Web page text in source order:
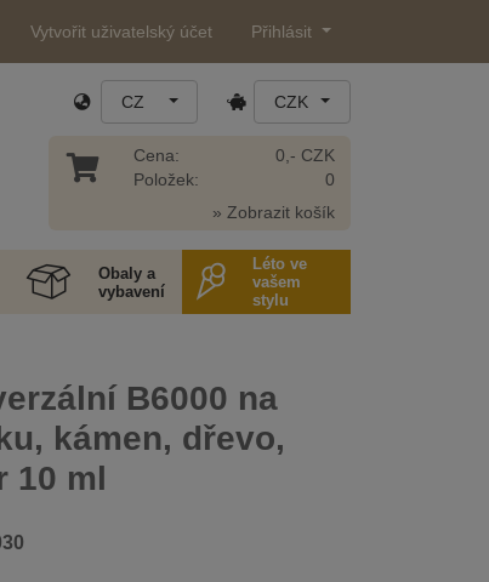
Vytvořit uživatelský účet Přihlásit
CZ CZK
Cena:
Položek:
0,- CZK
0
» Zobrazit košík
Obaly a
vybavení
Léto ve
vašem
stylu
B6000 na
kámen, dřevo,
10 ml